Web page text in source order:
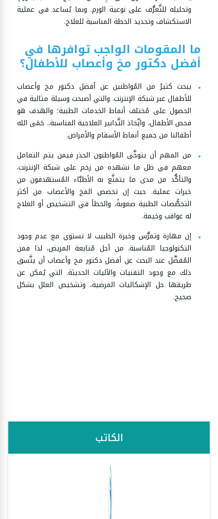
وتحليله للتَّعرُّف على نوعية الورم. وبما يُساعد في عملية
الاستكشاف وتحديد الخطة المناسبة للعلاج.
ما المقومات الواجب توافرها في
أفضل دكتور مخ وأعصاب للأطفال؟
يبحث كثيرٌ من المُواطنين عن أفضل دكتور مخ وأعصاب
للأطفال عبر شبكة الإنترنت. والتي أصبحت وسيلة مثالية في
الحصول على مُختلف أنماط الخدمات الطبية؛ والهدف هو
فحص الأطفال، واتِّخاذ التَّدابير العلاجية المناسبة.. حَمَى الله
أطفالنا من جميع أنماط الأسقام والأمراض.
من المهم أن يتوخَّى المُواطنون الحذر فيمن يتم التعامل
معهم في ظل ما نشهده من زخم على شبكة الإنترنت.
والتأكُّد من مدى ما يتمتَّع به الأطبَّاء المُستهدفون من
خبرات عملية. حيث إن تخصص المخ والأعصاب من أكثر
التخصُّصات الطبية صعوبةً، والخطأ في التشخيص أو العلاج
له عواقب وخيمة.
إن مهارة وتمرُّس وخبرة الطبيب لا تستوي مع عدم وجود
التكنولوجيا المُناسبة. من أجل مُتابعة المريض، لذا فمن
المُفضَّل عند البحث عن أفضل دكتور مخ وأعصاب أن يتَّسق
ذلك مع وجود التقنيات والآليات الحديثة. التي يُمكن عن
طريقها حل الإشكاليات المرضية، وتشخيص العلل بشكل
صحيح.
الكاتب